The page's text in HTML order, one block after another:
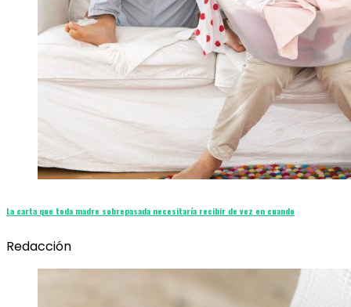
La carta que toda madre sobrepasada necesitaría recibir de vez en cuando
Redacción